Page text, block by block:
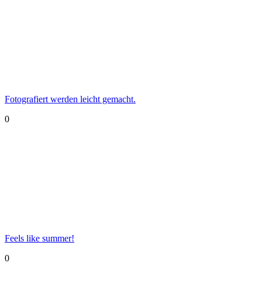
Fotografiert werden leicht gemacht.
0
Feels like summer!
0